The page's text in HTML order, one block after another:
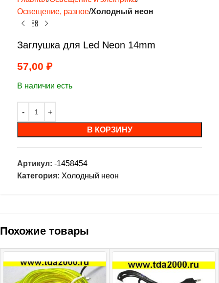
Освещение, разное Холодный неон
Заглушка для Led Neon 14mm
57,00 ₽
В наличии есть
В КОРЗИНУ
Артикул: -1458454
Категория: Холодный неон
Похожие товары